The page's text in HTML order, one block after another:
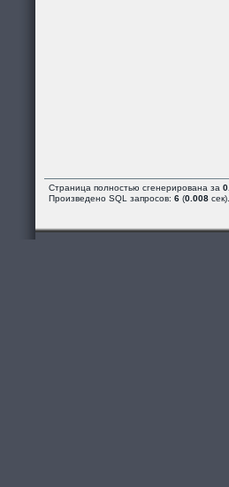
Страница полностью сгенерирована за
Произведено SQL запросов: 6 (0.008 сек).